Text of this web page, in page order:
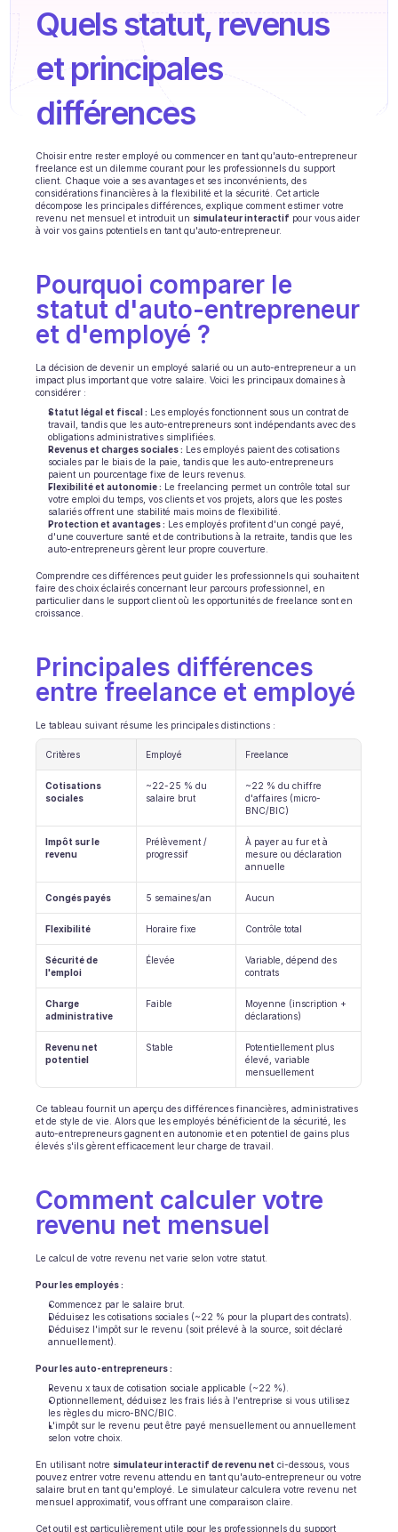
Base de connaissances
Ticket Center
IA
Planification
Suivi qualité
Intégrations
Analytics
INDUSTRIES
Ecommerce
Éducation
Fintech
Assurance
Logistique
Place de marché
Télécommunication
Voyage
Service publics
B2B SaaS
Plateforme C2C
Assurance
Logistique
Place de marché
Télécommunication
FONCTIONNALITÉS
Onboarding agent
Formation agent
Base de connaissances
Planification
Suivi qualité
Intégrations
Communication
Quels statut, revenus
et principales
différences
Choisir entre rester employé ou commencer en tant qu'auto-entrepreneur
freelance est un dilemme courant pour les professionnels du support
client. Chaque voie a ses avantages et ses inconvénients, des
considérations financières à la flexibilité et la sécurité. Cet article
décompose les principales différences, explique comment estimer votre
revenu net mensuel et introduit un simulateur interactif pour vous aider
à voir vos gains potentiels en tant qu'auto-entrepreneur.
Pourquoi comparer le
statut d'auto-entrepreneur
et d'employé ?
La décision de devenir un employé salarié ou un auto-entrepreneur a un
impact plus important que votre salaire. Voici les principaux domaines à
considérer :
Statut légal et fiscal : Les employés fonctionnent sous un contrat de
travail, tandis que les auto-entrepreneurs sont indépendants avec des
obligations administratives simplifiées.
Revenus et charges sociales : Les employés paient des cotisations
sociales par le biais de la paie, tandis que les auto-entrepreneurs
paient un pourcentage fixe de leurs revenus.
Flexibilité et autonomie : Le freelancing permet un contrôle total sur
votre emploi du temps, vos clients et vos projets, alors que les postes
salariés offrent une stabilité mais moins de flexibilité.
Protection et avantages : Les employés profitent d'un congé payé,
d'une couverture santé et de contributions à la retraite, tandis que les
auto-entrepreneurs gèrent leur propre couverture.
Comprendre ces différences peut guider les professionnels qui souhaitent
faire des choix éclairés concernant leur parcours professionnel, en
particulier dans le support client où les opportunités de freelance sont en
croissance.
Principales différences
entre freelance et employé
Le tableau suivant résume les principales distinctions :
Critères Employé Freelance
Cotisations
sociales
~22-25 % du
salaire brut
~22 % du chiffre
d'affaires (micro-
BNC/BIC)
Impôt sur le
revenu
Prélèvement /
progressif
À payer au fur et à
mesure ou déclaration
annuelle
Congés payés 5 semaines/an Aucun
Flexibilité Horaire fixe Contrôle total
Sécurité de
l'emploi
Élevée
Variable, dépend des
contrats
Charge
administrative
Faible
Moyenne (inscription +
déclarations)
Revenu net
potentiel
Stable
Potentiellement plus
élevé, variable
mensuellement
Ce tableau fournit un aperçu des différences financières, administratives
et de style de vie. Alors que les employés bénéficient de la sécurité, les
auto-entrepreneurs gagnent en autonomie et en potentiel de gains plus
élevés s'ils gèrent efficacement leur charge de travail.
Comment calculer votre
revenu net mensuel
Le calcul de votre revenu net varie selon votre statut.
Pour les employés :
Commencez par le salaire brut.
Déduisez les cotisations sociales (~22 % pour la plupart des contrats).
Déduisez l'impôt sur le revenu (soit prélevé à la source, soit déclaré
annuellement).
Pour les auto-entrepreneurs :
Revenu x taux de cotisation sociale applicable (~22 %).
Optionnellement, déduisez les frais liés à l'entreprise si vous utilisez
les règles du micro-BNC/BIC.
L'impôt sur le revenu peut être payé mensuellement ou annuellement
selon votre choix.
En utilisant notre simulateur interactif de revenu net ci-dessous, vous
pouvez entrer votre revenu attendu en tant qu'auto-entrepreneur ou votre
salaire brut en tant qu'employé. Le simulateur calculera votre revenu net
mensuel approximatif, vous offrant une comparaison claire.
Cet outil est particulièrement utile pour les professionnels du support